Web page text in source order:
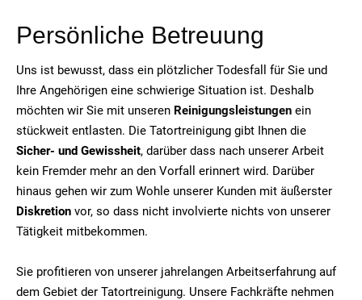
Persönliche Betreuung
Uns ist bewusst, dass ein plötzlicher Todesfall für Sie und
Ihre Angehörigen eine schwierige Situation ist. Deshalb
möchten wir Sie mit unseren Reinigungsleistungen ein
stückweit entlasten. Die Tatortreinigung gibt Ihnen die
Sicher- und Gewissheit, darüber dass nach unserer Arbeit
kein Fremder mehr an den Vorfall erinnert wird. Darüber
hinaus gehen wir zum Wohle unserer Kunden mit äußerster
Diskretion vor, so dass nicht involvierte nichts von unserer
Tätigkeit mitbekommen.
Sie profitieren von unserer jahrelangen Arbeitserfahrung auf
dem Gebiet der Tatortreinigung. Unsere Fachkräfte nehmen